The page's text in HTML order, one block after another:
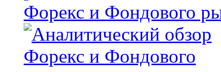
Форекс и Фондового